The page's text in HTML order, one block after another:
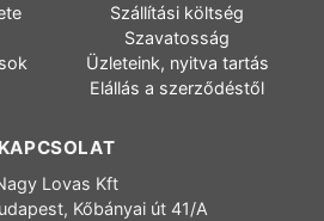
Szállítási költség
Szavatosság
Üzleteink, nyitva tartás
Elállás a szerződéstől
KAPCSOLAT
Lovas Kft
Kőbányai út 41/A